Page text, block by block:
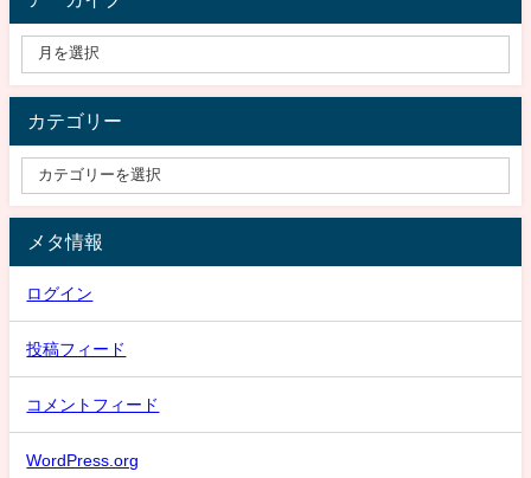
カテゴリー
メタ情報
ログイン
投稿フィード
コメントフィード
WordPress.org